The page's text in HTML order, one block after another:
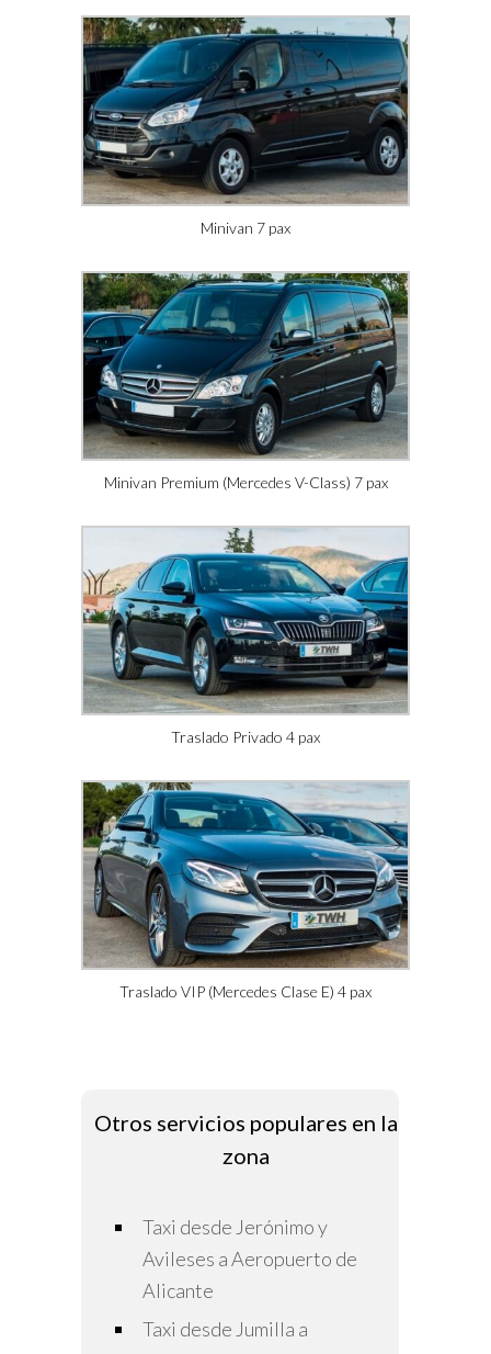
Minivan 7 pax
Minivan Premium (Mercedes V-Class) 7 pax
Traslado Privado 4 pax
Traslado VIP (Mercedes Clase E) 4 pax
Otros servicios populares en la
zona
Taxi desde Jerónimo y
Avileses a Aeropuerto de
Alicante
Taxi desde Jumilla a